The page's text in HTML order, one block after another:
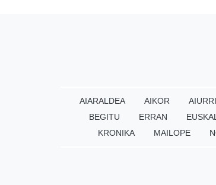
AIARALDEA AIKOR AIURRI
BEGITU
ERRAN
KRONIKA
MAILOPE